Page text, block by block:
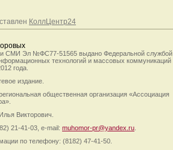
КоллЦентр24
СМИ Эл №ФС77-51565 выдано Федеральной службой
технологий и массовых коммуникаций
года.
издание.
общественная организация «Ассоциация
Викторович.
21-41-03, e-mail: muhomor-pr@yandex.ru
по телефону: (8182) 47-41-50.